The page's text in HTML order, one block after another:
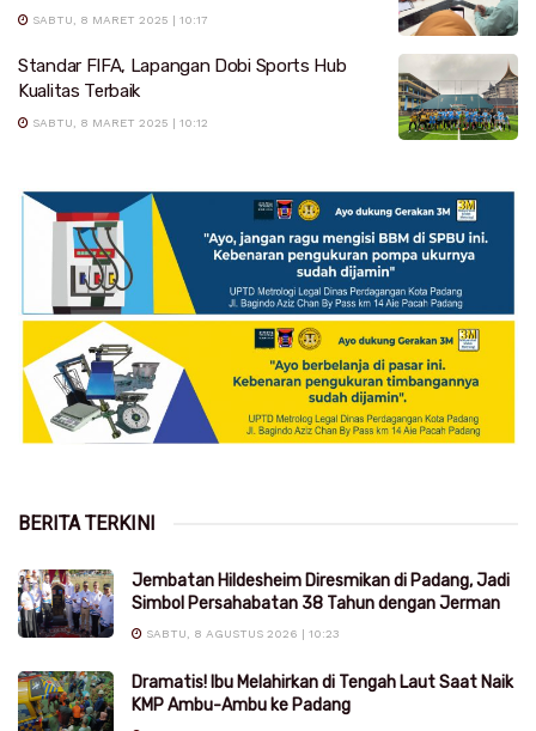
SABTU, 8 MARET 2025 | 10:17
Standar FIFA, Lapangan Dobi Sports Hub
Kualitas Terbaik
SABTU, 8 MARET 2025 | 10:12
BERITA TERKINI
Jembatan Hildesheim Diresmikan di Padang, Jadi
Simbol Persahabatan 38 Tahun dengan Jerman
SABTU, 8 AGUSTUS 2026 | 10:23
Dramatis! Ibu Melahirkan di Tengah Laut Saat Naik
KMP Ambu-Ambu ke Padang